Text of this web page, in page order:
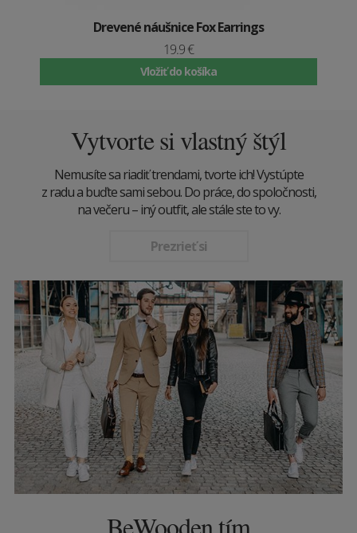
Drevené náušnice Fox Earrings
19.9 €
Vložiť do košíka
Vytvorte si vlastný štýl
Nemusíte sa riadiť trendami, tvorte ich! Vystúpte
z radu a buďte sami sebou. Do práce, do spoločnosti,
na večeru – iný outfit, ale stále ste to vy.
Prezrieť si